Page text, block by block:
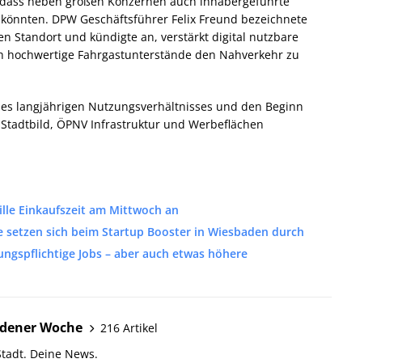
DPW Geschäftsführer Felix Freund bezeichnete
Standort und kündigte an, verstärkt digital nutzbare
Fahrgastunterstände den Nahverkehr zu
langjährigen Nutzungsverhältnisses und den Beginn
ÖPNV Infrastruktur und Werbeflächen
Einkaufszeit am Mittwoch an
sich beim Startup Booster in Wiesbaden durch
Jobs – aber auch etwas höhere
Woche
216 Artikel
Deine News.